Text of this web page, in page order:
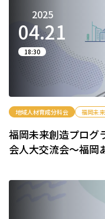
2025
04.21
18:30
地域人材育成分科会 福岡未
福岡未来創造プログ
会人大交流会～福岡